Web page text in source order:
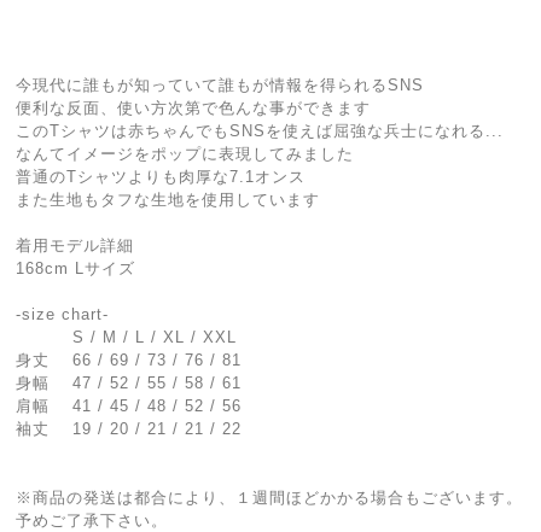
今現代に誰もが知っていて誰もが情報を得られるSNS
便利な反面、使い方次第で色んな事ができます
このTシャツは赤ちゃんでもSNSを使えば屈強な兵士になれる...
なんてイメージをポップに表現してみました
普通のTシャツよりも肉厚な7.1オンス
また生地もタフな生地を使用しています
着用モデル詳細
168cm Lサイズ
-size chart-
S / M / L / XL / XXL
身丈 66 / 69 / 73 / 76 / 81
身幅 47 / 52 / 55 / 58 / 61
肩幅 41 / 45 / 48 / 52 / 56
袖丈 19 / 20 / 21 / 21 / 22
※商品の発送は都合により、１週間ほどかかる場合もございます。
予めご了承下さい。